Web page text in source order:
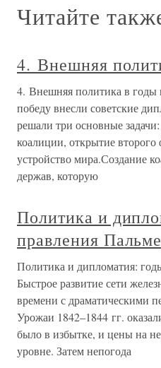
Читайте
4. Внешняя
4. Внешняя политика в
победу внесли советские
решали три основные
коалиции, открытие второго
устройство мира.Создание
держав, которую
Политика и
правления
Политика и дипломатия:
Быстрое развитие сети
времени с драматическими
Урожаи 1842–1844 гг.
было в избытке, и цены на
уровне. Затем непогода